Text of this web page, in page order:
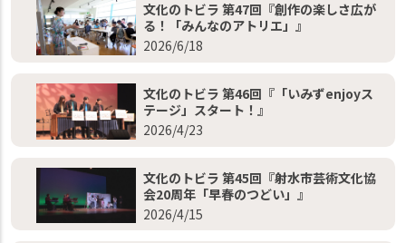
文化のトビラ 第47回『創作の楽しさ広が
る！「みんなのアトリエ」』
2026/6/18
文化のトビラ 第46回『「いみずenjoyス
テージ」スタート！』
2026/4/23
文化のトビラ 第45回『射水市芸術文化協
会20周年「早春のつどい」』
2026/4/15